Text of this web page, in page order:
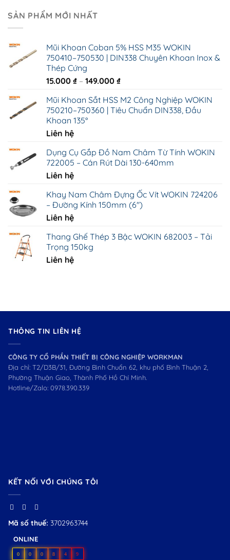
SẢN PHẨM MỚI NHẤT
Mũi Khoan Coban 5% HSS M35 WOKIN
750410–750530 | DIN338 Chuyên Khoan Inox &
Thép Cứng
15.000 ₫ – 149.000 ₫Khoảng
từ
15.000 ₫
Mũi Khoan Sắt HSS M2 Công Nghiệp WOKIN
750210–750360 | Tiêu Chuẩn DIN338, Đầu
Khoan 135°
Liên hệ
Dụng Cụ Gắp Đồ Nam Châm Từ Tính WOKIN
722005 – Cán Rút Dài 130-640mm
Liên hệ
Khay Nam Châm Đựng Ốc Vít WOKIN 724206
– Đường Kính 150mm (6")
Liên hệ
Thang Ghế Thép 3 Bậc WOKIN 682003 – Tải
Trọng 150kg
Liên hệ
THÔNG TIN LIÊN HỆ
CÔNG TY CỔ PHẦN THIẾT BỊ CÔNG NGHIỆP WORKMAN
Địa chỉ: T2/D3B/31, Đường Bình Chuẩn 62, khu phố Bình Thuận 2,
Phường Thuận Giao, Thành Phố Hồ Chí Minh.
Hotline/Zalo: 0978.390.339
KẾT NỐI VỚI CHÚNG TÔI
Mã số thuế: 3702963744
ONLINE
0 0 0 8 4 9